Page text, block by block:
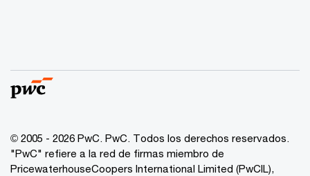
© 2005 - 2026 PwC. PwC. Todos los derechos reservados.
"PwC" refiere a la red de firmas miembro de
PricewaterhouseCoopers International Limited (PwCIL),